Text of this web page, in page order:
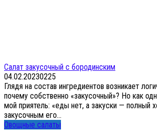
Салат закусочный с бородинским
04.02.20230225
Глядя на состав ингредиентов возникает
почему собственно «закусочный»? Но как
мой приятель: «еды нет, а закуски — полный
закусочным его...
Овощные салаты